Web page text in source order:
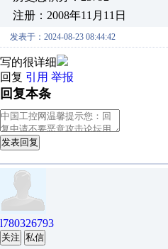
注册：2008年11月11日
发表于：2024-08-23 08:44:42
写的很详细
回复 引用 举报
回复本条
发表回复
l780326793
关注 私信